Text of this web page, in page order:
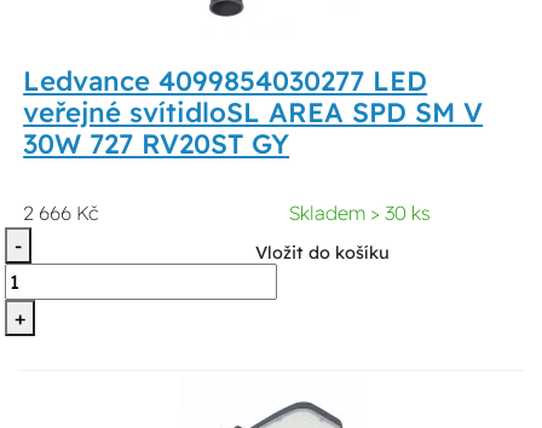
Ledvance 4099854030277 LED
veřejné svítidloSL AREA SPD SM V
30W 727 RV20ST GY
2 666 Kč
Skladem > 30 ks
-
+
Vložit do košíku